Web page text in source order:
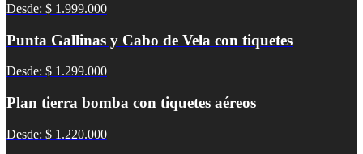
Desde: $ 1.999.000
Punta Gallinas y Cabo de Vela con tiquetes
Desde: $ 1.299.000
Plan tierra bomba con tiquetes aéreos
Desde: $ 1.220.000